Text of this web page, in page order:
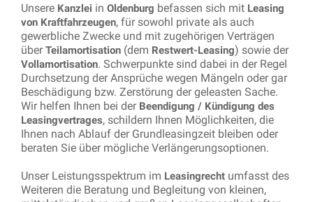
Unsere Kanzlei in Oldenburg befassen sich mit Leasing
von Kraftfahrzeugen, für sowohl private als auch
gewerbliche Zwecke und mit zugehörigen Verträgen
überTeilamortisation (dem Restwert-Leasing) sowie der
Vollamortisation. Schwerpunkte sind dabei in der Regel
Durchsetzung der Ansprüche wegen Mängeln oder gar
Beschädigung bzw. Zerstörung der geleasten Sache.
Wir helfen Ihnen bei der Beendigung / Kündigung des
Leasingvertrages, schildern Ihnen Möglichkeiten, die
Ihnen nach Ablauf der Grundleasingzeit bleiben oder
beraten Sie über mögliche Verlängerungsoptionen.
Unser Leistungsspektrum im Leasingrecht umfasst des
Weiteren die Beratung und Begleitung von kleinen,